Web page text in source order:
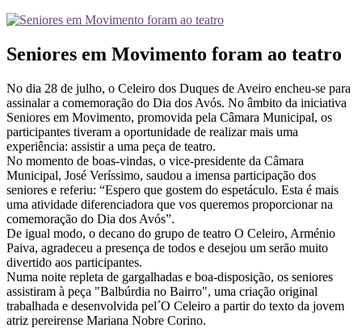
Seniores em Movimento foram ao teatro
No dia 28 de julho, o Celeiro dos Duques de Aveiro encheu-se para
assinalar a comemoração do Dia dos Avós. No âmbito da iniciativa
Seniores em Movimento, promovida pela Câmara Municipal, os
participantes tiveram a oportunidade de realizar mais uma
experiência: assistir a uma peça de teatro.
No momento de boas-vindas, o vice-presidente da Câmara
Municipal, José Veríssimo, saudou a imensa participação dos
seniores e referiu: “Espero que gostem do espetáculo. Esta é mais
uma atividade diferenciadora que vos queremos proporcionar na
comemoração do Dia dos Avós”.
De igual modo, o decano do grupo de teatro O Celeiro, Arménio
Paiva, agradeceu a presença de todos e desejou um serão muito
divertido aos participantes.
Numa noite repleta de gargalhadas e boa-disposição, os seniores
assistiram à peça "Balbúrdia no Bairro", uma criação original
trabalhada e desenvolvida pel´O Celeiro a partir do texto da jovem
atriz pereirense Mariana Nobre Corino.